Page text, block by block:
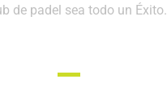
de padel sea todo un Éxito.